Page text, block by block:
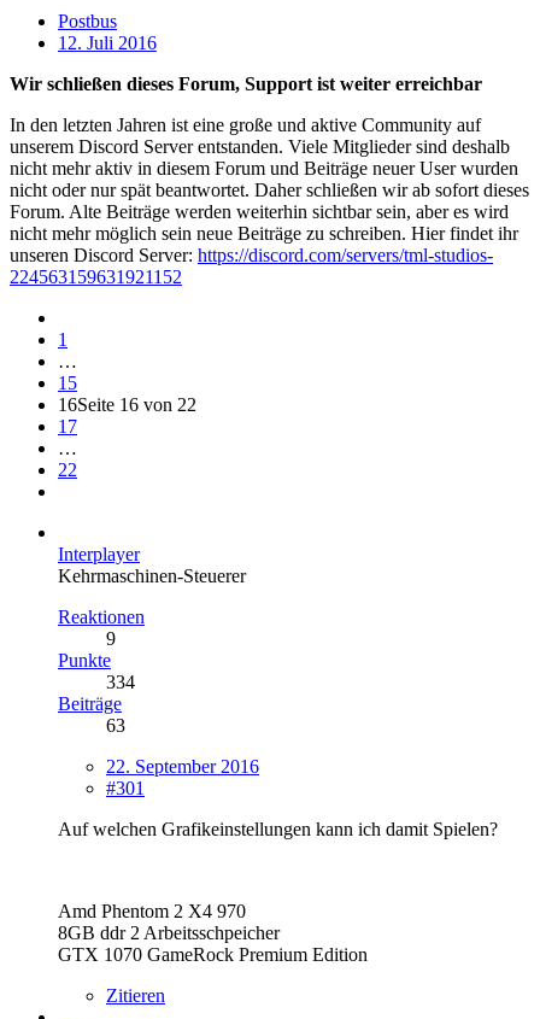
Postbus
12. Juli 2016
Wir schließen dieses Forum, Support ist weiter erreichbar
In den letzten Jahren ist eine große und aktive Community auf
unserem Discord Server entstanden. Viele Mitglieder sind deshalb
nicht mehr aktiv in diesem Forum und Beiträge neuer User wurden
nicht oder nur spät beantwortet. Daher schließen wir ab sofort dieses
Forum. Alte Beiträge werden weiterhin sichtbar sein, aber es wird
nicht mehr möglich sein neue Beiträge zu schreiben. Hier findet ihr
unseren Discord Server: https://discord.com/servers/tml-studios-
224563159631921152
1
…
15
16Seite 16 von 22
17
…
22
Interplayer
Kehrmaschinen-Steuerer
Reaktionen
9
Punkte
334
Beiträge
63
22. September 2016
#301
Auf welchen Grafikeinstellungen kann ich damit Spielen?
Amd Phentom 2 X4 970
8GB ddr 2 Arbeitsschpeicher
GTX 1070 GameRock Premium Edition
Zitieren